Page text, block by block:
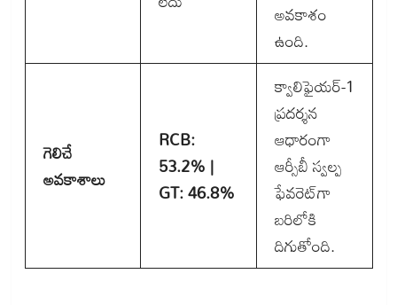
అవకాశం
ఉంది.
గెలిచే
అవకాశాలు
RCB:
53.2% |
GT: 46.8%
క్వాలిఫైయర్-1
ప్రదర్శన
ఆధారంగా
ఆర్సీబీ స్వల్ప
ఫేవరెట్‌గా
బరిలోకి
దిగుతోంది.